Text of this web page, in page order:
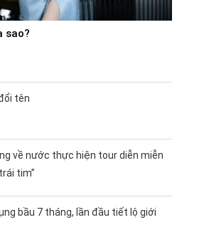
sao?
tên
về nước thực hiện tour diễn miễn
tim”
bầu 7 tháng, lần đầu tiết lộ giới